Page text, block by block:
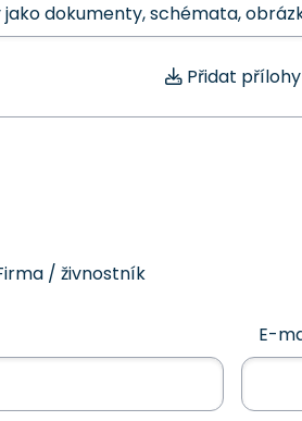
dokumenty, schémata,
Přidat přílohy
/ živnostník
E-